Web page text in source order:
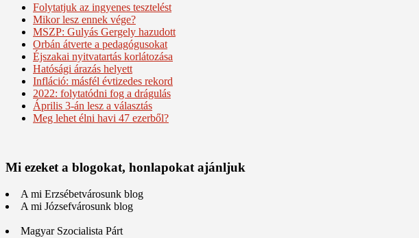
Folytatjuk az ingyenes tesztelést
Mikor lesz ennek vége?
MSZP: Gulyás Gergely hazudott
Orbán átverte a pedagógusokat
Éjszakai nyitvatartás korlátozása
Hatósági árazás helyett
Infláció: másfél évtizedes rekord
2022: folytatódni fog a drágulás
Április 3-án lesz a választás
Meg lehet élni havi 47 ezerből?
Mi ezeket a blogokat, honlapokat ajánljuk
A mi Erzsébetvárosunk blog
A mi Józsefvárosunk blog
Magyar Szocialista Párt